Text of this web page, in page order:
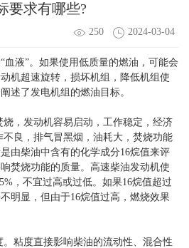
要求有哪些?
250 2024-03-04
液”。如果使用低质量的燃油，可能会
机超速旋转，损坏机组，降低机组使
述了发电机组的燃油目标。
，发动机容易启动，工作稳定，经济
良，排气冒黑烟，油耗大，焚烧功能
由柴油中含有的化学成分16烷值来评
焚烧功能的质量。高速柴油发动机使
，不宜过高或过低。如果16烷值超过
明显，但由于16烷值过高，燃烧效果
粘度直接影响柴油的流动性、混合性